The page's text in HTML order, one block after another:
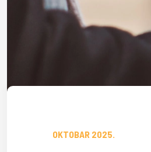
OKTOBAR 2025.